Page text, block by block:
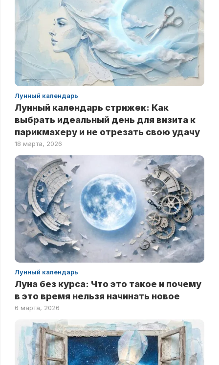
Лунный календарь
Лунный календарь стрижек: Как
выбрать идеальный день для визита к
парикмахеру и не отрезать свою удачу
18 марта, 2026
Лунный календарь
Луна без курса: Что это такое и почему
в это время нельзя начинать новое
6 марта, 2026